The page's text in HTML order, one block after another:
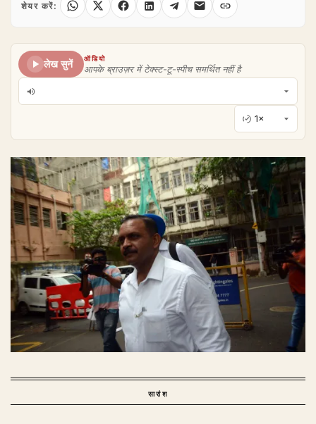
शेयर करें:
लेख सुनें
ऑडियो
आपके ब्राउज़र में टेक्स्ट-टू-स्पीच समर्थित नहीं है
सारांश